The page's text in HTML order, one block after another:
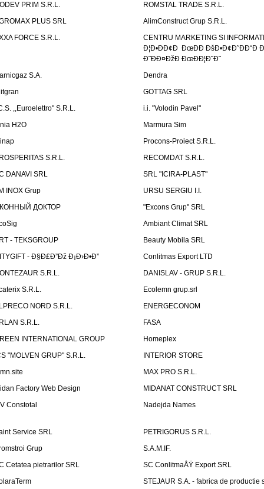
PRIM S.R.L.
ROMSTAL TRADE S.R.L.
PLUS SRL
AlimConstruct Grup S.R.L.
FORCE S.R.L.
CENTRU MARKETING SI
Ð¦Ð•ÐÐ¢Ð ÐœÐÐ ÐšÐ•Ð¢Ð˜ÐÐ“Ð
Ð˜ÐÐ¤ÐžÐ ÐœÐÐ¦Ð˜Ð˜
S.A.
Dendra
GOTTAG SRL
,,Euroelettro" S.R.L.
i.i. "Volodin Pavel"
H2O
Marmura Sim
Procons-Proiect S.R.L.
S.R.L.
RECOMDAT S.R.L.
DANAVI SRL
SRL "ICIRA-PLAST"
INOX Grup
URSU SERGIU I.I.
ДОКТОР
"Excons Grup" SRL
Ambiant Climat SRL
- TEKSGROUP
Beauty Mobila SRL
- Ð§Ð£Ð”Ðž Ð¡Ð›Ð•Ð”
Conlitmas Export LTD
S.R.L.
DANISLAV - GRUP S.R.L.
S.R.L.
Ecolemn grup.srl
NORD S.R.L.
ENERGECONOM
S.R.L.
FASA
INTERNATIONAL GROUP
Homeplex
"MOLVEN GRUP" S.R.L.
INTERIOR STORE
MAX PRO S.R.L.
Factory Web Design
MIDANAT CONSTRUCT SRL
Constotal
Nadejda Names
Service SRL
PETRIGORUS S.R.L.
Grup
S.A.M.IF.
Cetatea pietrarilor SRL
SC ConlitmaÅŸ Export SRL
STEJAUR S.A. - fabrica de productie